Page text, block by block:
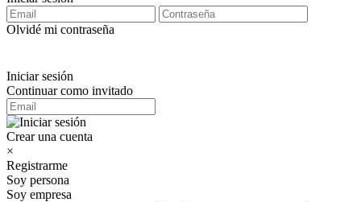
Olvidé mi contraseña
Iniciar sesión
Continuar como invitado
Crear una cuenta
×
Registrarme
Soy persona
Soy empresa